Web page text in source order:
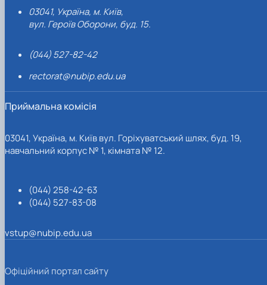
03041, Україна, м. Київ,
вул. Героїв Оборони, буд. 15.
(044) 527-82-42
rectorat@nubip.edu.ua
Приймальна комісія
03041, Україна, м. Київ вул. Горіхуватський шлях, буд. 19,
навчальний корпус № 1, кімната № 12.
(044) 258-42-63
(044) 527-83-08
vstup@nubip.edu.ua
Офіційний портал сайту